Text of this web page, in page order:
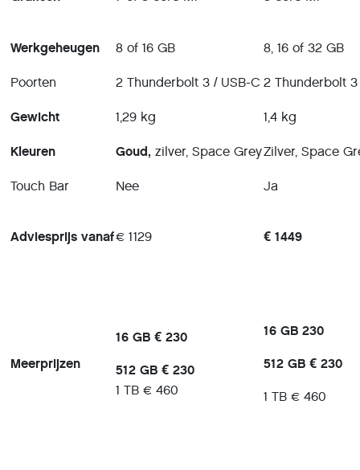
Werkgeheugen 8 of 16 GB 8, 16 of 32 GB
Poorten 2 Thunderbolt 3 / USB-C 2 Thunderbolt 3
Gewicht 1,29 kg 1,4 kg
Kleuren Goud, zilver, Space GreyZilver, Space
Touch Bar Nee Ja
Adviesprijs vanaf€ 1129 € 1449
Meerprijzen
16 GB € 230
512 GB € 230
1 TB € 460
16 GB 230
512 GB € 230
1 TB € 460